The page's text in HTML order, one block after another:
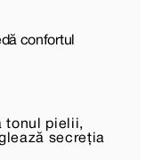
confortul
tonul pielii,
secreția